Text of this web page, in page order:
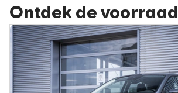
Ontdek de voorraad